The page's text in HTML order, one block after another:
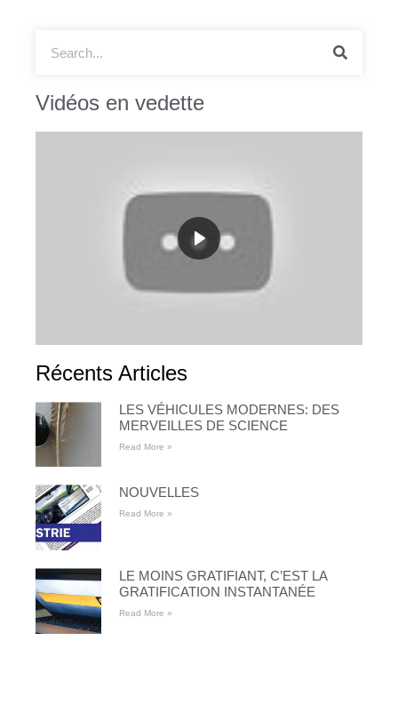
Vidéos en vedette
Récents Articles
LES VÉHICULES MODERNES: DES
MERVEILLES DE SCIENCE
Read More »
NOUVELLES
Read More »
LE MOINS GRATIFIANT, C’EST LA
GRATIFICATION INSTANTANÉE
Read More »